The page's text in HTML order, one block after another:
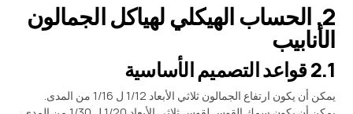
2. الحساب الهيكلي لهياكل الجمالون
الأنابيب
2.1 قواعد التصميم الأساسية
يمكن أن يكون ارتفاع الجمالون ثلاثي الأبعاد 1/12 ل 1/16 من المدى.